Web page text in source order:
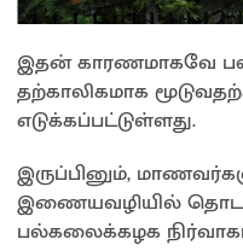
இதன் காரணமாகவே
தற்காலிகமாக
எடுக்கப்பட்டுள்ளது.
இருப்பினும்,
இணையவழியில்
பல்கலைக்கழக